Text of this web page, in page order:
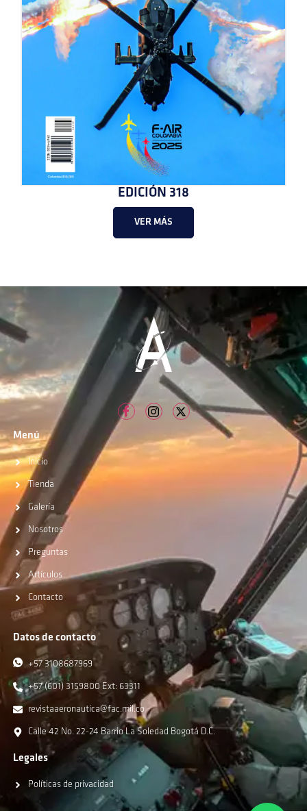
EDICIÓN 318
VER MÁS
Menú
Inicio
Tienda
Galería
Nosotros
Preguntas
Artículos
Contacto
Datos de contacto
+57 3108687969
+57 (601) 3159800 Ext: 63311
revistaaeronautica@fac.mil.co
Calle 42 No. 22-24 Barrio La Soledad Bogotá D.C.
Legales
Políticas de privacidad